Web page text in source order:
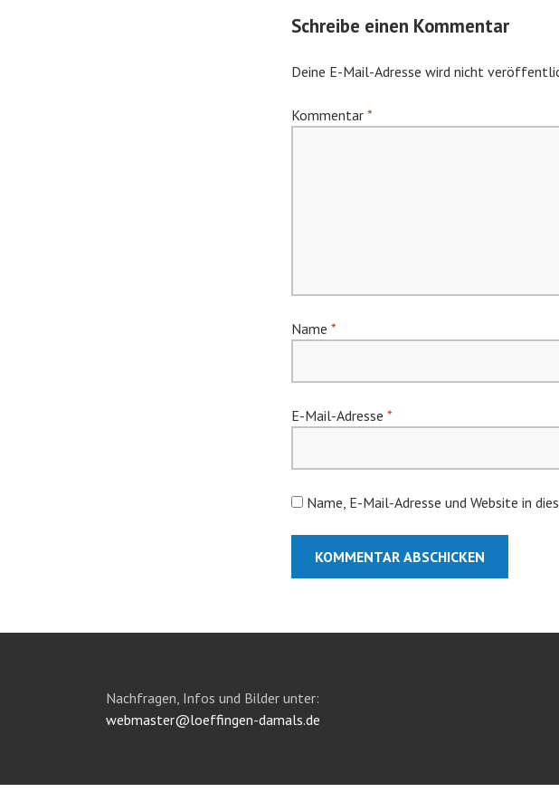
Schreibe einen Kommentar
Deine E-Mail-Adresse wird nicht
Kommentar *
Name *
E-Mail-Adresse *
Name, E-Mail-Adresse und Website in
Nachfragen, Infos und Bilder unter:
webmaster@loeffingen-damals.de